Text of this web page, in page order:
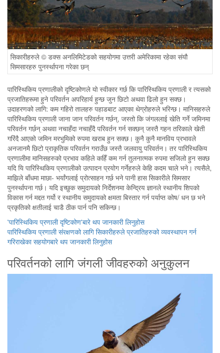
सिकारीहरुले © डक्स अनलिमिटेडको सहयोगमा उत्तरी अमेरिकामा रहेका संयौ
सिमसारहरु पुनर्स्थापना गरेका छन्
पारिस्थिकिय प्रणालीको दृष्टिकोणले यो स्वीकार गर्छ कि पारिस्थिकिय प्रणाली र त्यसको
प्रजातिहरूमा हुने परिवर्तन अपरिहार्य हुन्छ जुन छिटो अथवा ढिलो हुन सक्छ।
उदाहरणको लागि: कम गहिरो तालहरु पहाडबाट आएका थेग्रोहरुले भरिन्छ। मानिसहरुले
पारिस्थिकिय प्रणाली जाना जान परिवर्तन गर्छन्, जस्तो कि जंगललाई खेति गर्ने जमिनमा
परिवर्तन गर्छन् अथवा नचाहँदा नचाहँदै परिवर्तन गर्न सक्छन् जस्तै गहन तरिकाले खेती
गरिंदै आएको जमिन मरभुमिको रुपमा खराब हुन सक्छ। कुनै कुनै मानविय प्रभावले
अनजानमै छिटो प्राकृतिक परिवर्तन गराउँछ जस्तै जलवायु परिवर्तन। तर पारिस्थिकिय
प्रणालीमा मानिसहरुको प्रभाव कहिले कहिँ कम गर्न तुलनात्मक रुपमा सजिलो हुन सक्छ
यदि यि पारिस्थिकिय प्रणालीको उत्पादन प्रयोग गर्नेहरुले केहि कदम चाले भने। त्यसैले,
माझिले बाँधमा माछा- भर्यांगलाई प्रोत्साहन गर्छ भने पानी हास सिकारीले सिमसार
पुनर्स्थापना गर्छ। यदि इच्छुक समुदायको निर्देशनमा केन्द्रिय ज्ञानले स्थानीय शिपको
विकास गर्न मद्दत गर्यो र स्थानीय समुदायको क्षमता बिस्तार गर्न पर्याप्त कोष/ धन छ भने
प्रकृतिको क्षतीलाई चाडै ठीक पार्न पनि सकिन्छ।
'पारिस्थिकिय प्रणाली दृष्टिकोण'बारे थप जानकारी लिनुहोस
पारिस्थिकिय प्रणाली संरक्षणको लागि सिकारीहरुले प्रजातिहरुको व्यवस्थापन गर्न
गरिराखेका सहयोगबारे थप जानकारी लिनुहोस
परिवर्तनको लागि जंगली जीवहरुको अनुकुलन